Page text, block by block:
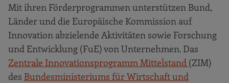
Mit ihren Förderprogrammen unterstützen Bund,
Länder und die Europäische Kommission auf
Innovation abzielende Aktivitäten sowie Forschung
und Entwicklung (FuE) von Unternehmen. Das
Zentrale Innovationsprogramm Mittelstand (ZIM)
des Bundesministeriums für Wirtschaft und